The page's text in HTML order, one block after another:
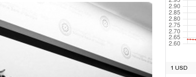
1 USD